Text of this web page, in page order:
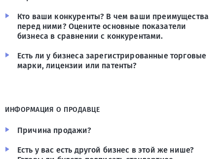
Кто ваши конкуренты? В чем ваши преимущества
перед ними? Оцените основные показатели
бизнеса в сравнении с конкурентами.
Есть ли у бизнеса зарегистрированные торговые
марки, лицензии или патенты?
ИНФОРМАЦИЯ О ПРОДАВЦЕ
Причина продажи?
Есть у вас есть другой бизнес в этой же нише?